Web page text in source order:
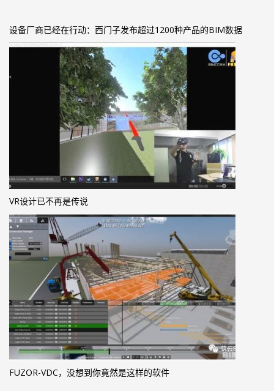
设备厂商已经在行动：西门子发布超过1200种产品的BIM数据
VR设计已不再是传说
FUZOR-VDC，没想到你竟然是这样的软件